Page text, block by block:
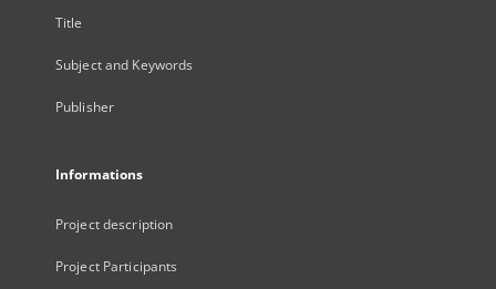
Title
Subject and Keywords
Publisher
Informations
Project description
Project Participants